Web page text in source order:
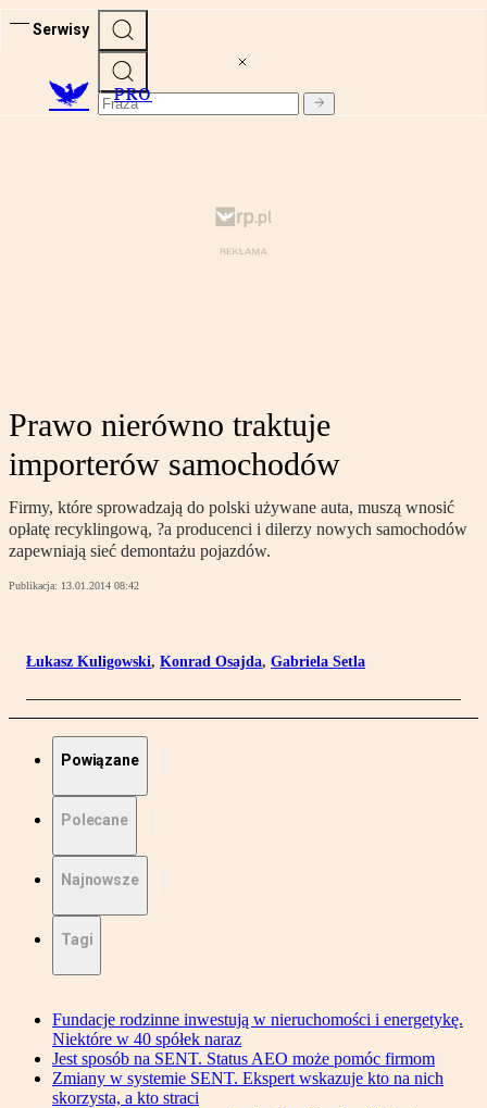
Serwisy
PRO
Prawo nierówno traktuje
importerów samochodów
Firmy, które sprowadzają do polski używane auta, muszą wnosić
opłatę recyklingową, ?a producenci i dilerzy nowych samochodów
zapewniają sieć demontażu pojazdów.
Publikacja: 13.01.2014 08:42
Łukasz Kuligowski, Konrad Osajda, Gabriela Setla
Powiązane
Polecane
Najnowsze
Tagi
Fundacje rodzinne inwestują w nieruchomości i energetykę.
Niektóre w 40 spółek naraz
Jest sposób na SENT. Status AEO może pomóc firmom
Zmiany w systemie SENT. Ekspert wskazuje kto na nich
skorzysta, a kto straci